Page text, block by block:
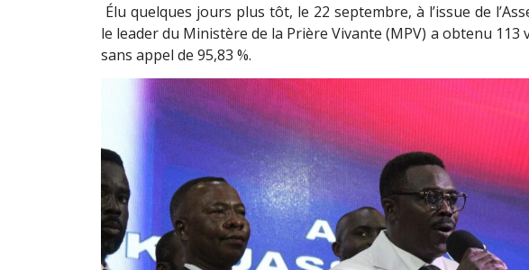
Élu quelques jours plus tôt, le 22 septembre, à l’issue de
le leader du Ministère de la Prière Vivante (MPV) a obtenu 113
sans appel de 95,83 %.